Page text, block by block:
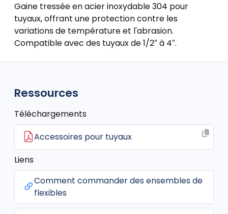
Gaine tressée en acier inoxydable 304 pour
tuyaux, offrant une protection contre les
variations de température et l'abrasion.
Compatible avec des tuyaux de 1/2″ à 4″.
Ressources
Téléchargements
Accessoires pour tuyaux
Liens
Comment commander des ensembles de
flexibles